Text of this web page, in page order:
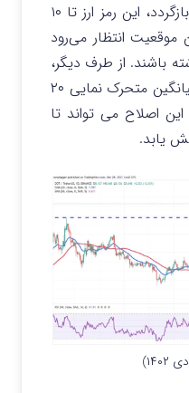
به ۷.۹۰ دلار بازگردد، این رمز ارز تا ۱۰
موقعیت انتظار می‌رود
از طرف دیگر،
به زیر میانگین متحرک نمایی ۲۰
کند، این اصلاح می تواند تا